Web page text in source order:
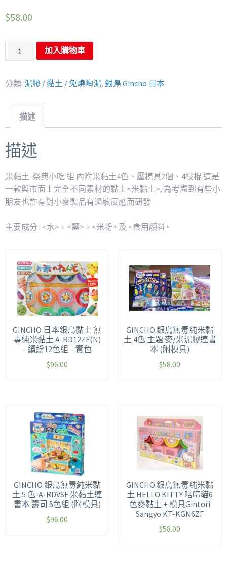
$58.00
加入購物車
分類: 泥膠 / 黏土 / 免燒陶泥, 銀鳥 Gincho 日本
描述
描述
米黏土-祭典小吃 組 內附米黏土4色、壓模具2個、4枝棍 這是
一款與市面上完全不同素材的黏土<米黏土>, 為考慮到有些小
朋友也許有對小麥製品有過敏反應而研發
主要成分 : <水> + <鹽> + <米粉> 及 <食用顏料>
GINCHO 日本銀鳥黏土 無
毒純米黏土 A-RD12ZF(N)
– 繽紛12色組 – 實色
$96.00
GINCHO 銀鳥無毒純米黏
土 4色 主題 麥/米泥膠連書
本 (附模具)
$58.00
GINCHO 銀鳥無毒純米黏
土 5 色-A-RDVSF 米黏土連
書本 壽司 5色組 (附模具)
$96.00
GINCHO 銀鳥無毒純米黏
土 HELLO KITTY 咭啼貓6
色麥黏土 + 模具Gintori
Sangyo KT-KGN6ZF
$58.00